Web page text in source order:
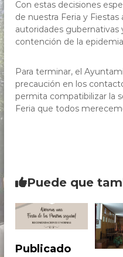
Con estas decisiones
de nuestra Feria y
autoridades gubernativas
contención de la
Para terminar, el
precaución en los
permita compatibilizar la
Feria que todos
Puede que
Publicado